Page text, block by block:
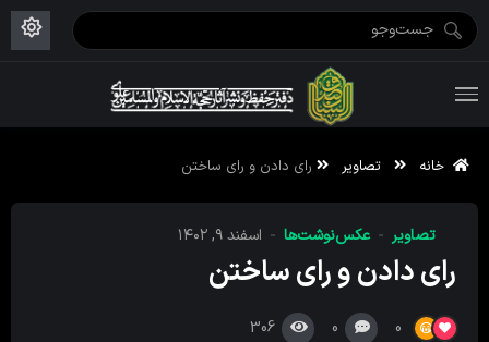
خانه تصاویر رای دادن و رای ساختن
تصاویر عکس‌نوشت‌ها اسفند ۹, ۱۴۰۲
رای دادن و رای ساختن
0
0
306